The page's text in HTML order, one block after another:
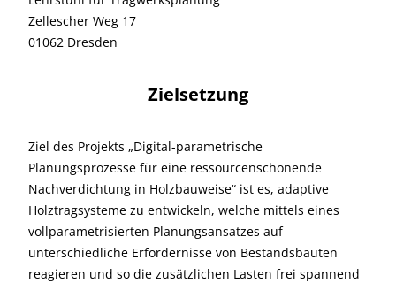
Zellescher Weg 17
01062 Dresden
Zielsetzung
Ziel des Projekts „Digital-parametrische
Planungsprozesse für eine ressourcenschonende
Nachverdichtung in Holzbauweise“ ist es, adaptive
Holztragsysteme zu entwickeln, welche mittels eines
vollparametrisierten Planungsansatzes auf
unterschiedliche Erfordernisse von Bestandsbauten
reagieren und so die zusätzlichen Lasten frei spannend